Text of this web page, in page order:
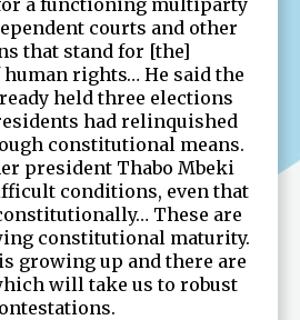
courts and other
that stand for [the]
human rights… He said the
held three elections
had relinquished
constitutional means.
president Thabo Mbeki
conditions, even that
These are
constitutional maturity.
growing up and there are
will take us to robust